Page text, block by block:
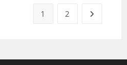
1 2 Go to the